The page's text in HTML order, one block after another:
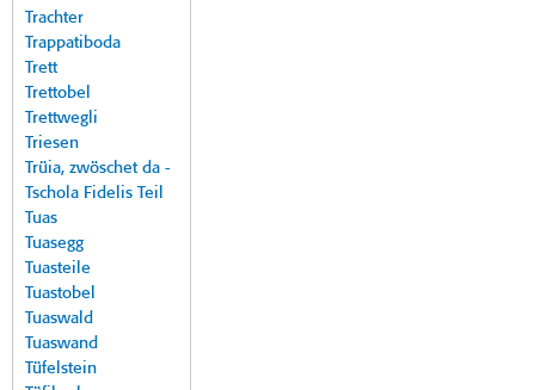
Trachter
Trappatiboda
Trett
Trettobel
Trettwegli
Triesen
Trüia, zwöschet da -
Tschola Fidelis Teil
Tuas
Tuasegg
Tuasteile
Tuastobel
Tuaswald
Tuaswand
Tüfelstein